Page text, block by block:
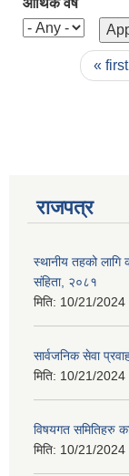
आर्थिक वर्ष
Pages« first
राजपत्र
स्थानीय तहको लागि
संहिता, २०८१
मिति: 10/21/2024
सार्वजनिक सेवा
मिति: 10/21/2024
विषयगत समितिहरु
मिति: 10/21/2024